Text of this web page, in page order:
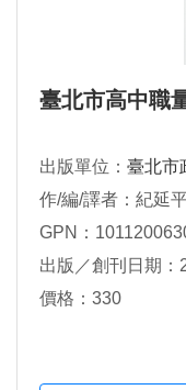
臺北市高中職
出版單位： 臺北市
作/編/譯者：紀延
GPN：
出版／創刊日期：
價格：330